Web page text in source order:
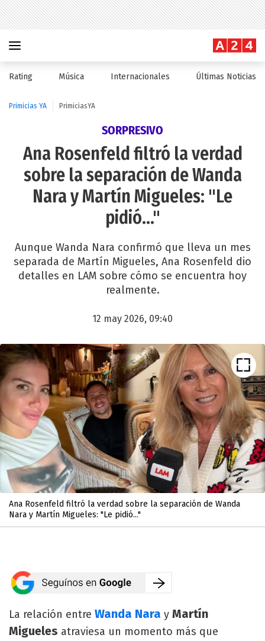
Rating Música Internacionales Últimas Noticias
Primicias YA PrimiciasYA
SORPRESIVO
Ana Rosenfeld filtró la verdad
sobre la separación de Wanda
Nara y Martín Migueles: "Le
pidió..."
Aunque Wanda Nara confirmó que lleva un mes
separada de Martín Migueles, Ana Rosenfeld dio
detalles en LAM sobre cómo se encuentra hoy
realmente.
12 may 2026, 09:40
Ana Rosenfeld filtró la verdad sobre la separación de Wanda
Nara y Martín Migueles: "Le pidió..."
La relación entre Wanda Nara y Martín
Migueles atraviesa un momento más que